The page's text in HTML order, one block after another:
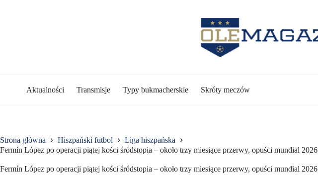
Aktualności Transmisje Typy bukmacherskie Skróty meczów
Strona główna Hiszpański futbol
Liga hiszpańska
Fermín López po operacji piątej kości śródstopia – około trzy miesiące przerwy, opuści mundial 2026
Fermín López po operacji piątej kości śródstopia – około trzy miesiące przerwy, opuści mundial 2026